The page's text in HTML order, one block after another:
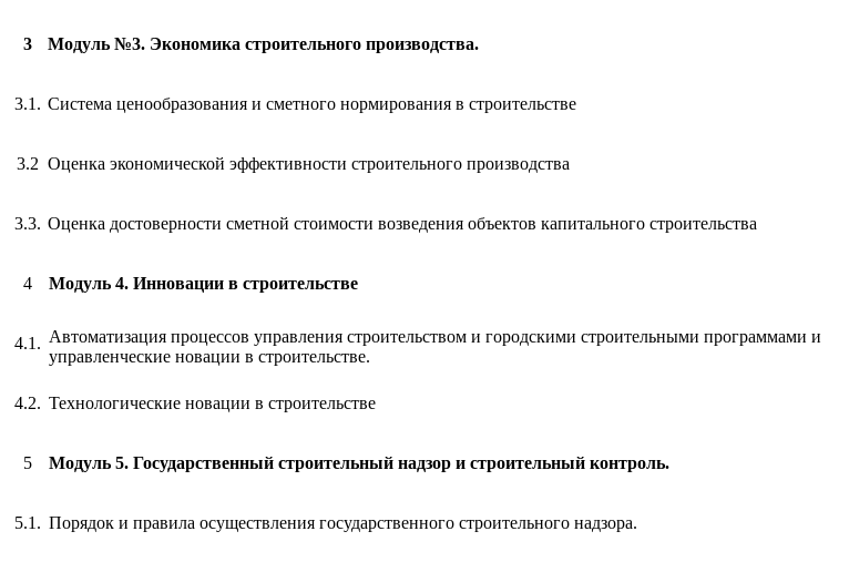
3 Модуль №3. Экономика строительного производства.
3.1. Система ценообразования и сметного нормирования в строительстве
3.2 Оценка экономической эффективности строительного производства
3.3. Оценка достоверности сметной стоимости возведения объектов капитального строительства
4 Модуль 4. Инновации в строительстве
4.1. Автоматизация процессов управления строительством и городскими строительными программами и
управленческие новации в строительстве.
4.2. Технологические новации в строительстве
5 Модуль 5. Государственный строительный надзор и строительный контроль.
5.1. Порядок и правила осуществления государственного строительного надзора.